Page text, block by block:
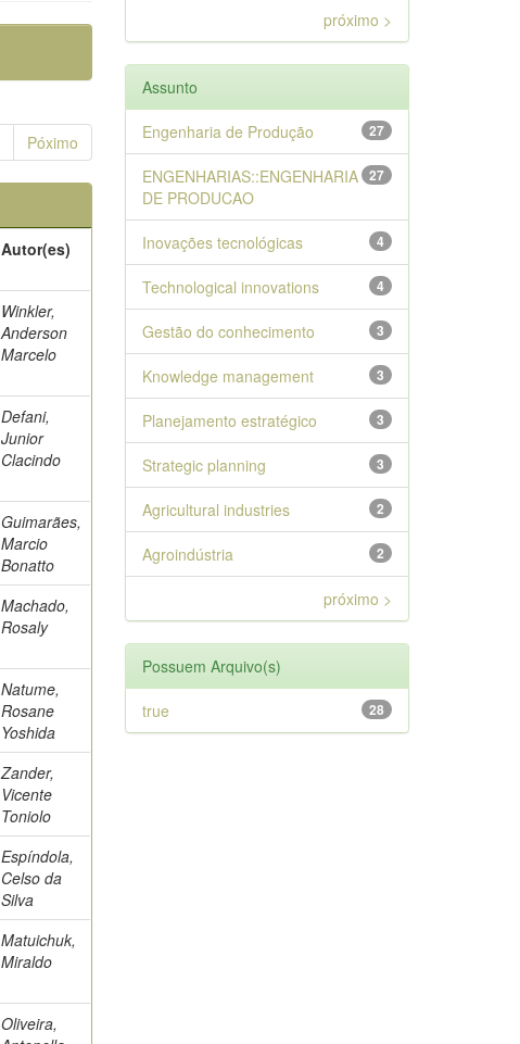
Póximo
Autor(es)
Winkler,
Anderson
Marcelo
Defani,
Junior
Clacindo
Guimarães,
Marcio
Bonatto
Machado,
Rosaly
Natume,
Rosane
Yoshida
Zander,
Vicente
Toniolo
Espíndola,
Celso da
Silva
Matuichuk,
Miraldo
Oliveira,
próximo >
Assunto
27
Engenharia de Produção
27
ENGENHARIAS::ENGENHARIA
DE PRODUCAO
4
Inovações tecnológicas
4
Technological innovations
3
Gestão do conhecimento
3
Knowledge management
3
Planejamento estratégico
3
Strategic planning
2
Agricultural industries
2
Agroindústria
próximo >
Possuem Arquivo(s)
28
true